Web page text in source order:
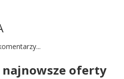
najnowsze oferty